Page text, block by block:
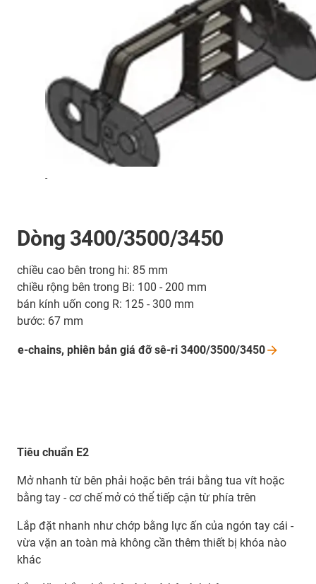
-
Dòng 3400/3500/3450
chiều cao bên trong hi: 85 mm
chiều rộng bên trong Bi: 100 - 200 mm
bán kính uốn cong R: 125 - 300 mm
bước: 67 mm
e-chains, phiên bản giá đỡ sê-ri 3400/3500/3450
Tiêu chuẩn E2
Mở nhanh từ bên phải hoặc bên trái bằng tua vít hoặc
bằng tay - cơ chế mở có thể tiếp cận từ phía trên
Lắp đặt nhanh như chớp bằng lực ấn của ngón tay cái -
vừa vặn an toàn mà không cần thêm thiết bị khóa nào
khác